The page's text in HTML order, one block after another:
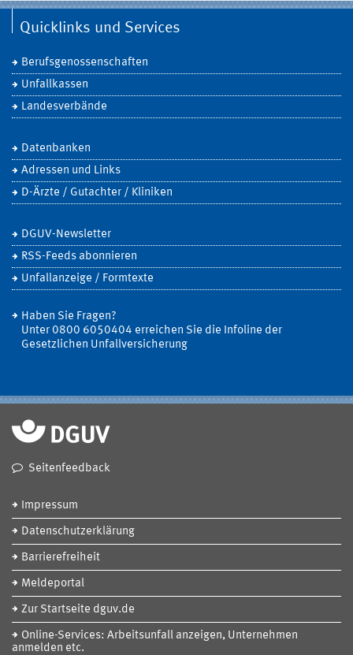
Quicklinks und Services
Berufsgenossenschaften
Unfallkassen
Landesverbände
Datenbanken
Adressen und Links
D-Ärzte / Gutachter / Kliniken
DGUV-Newsletter
RSS-Feeds abonnieren
Unfallanzeige / Formtexte
Haben Sie Fragen?
Unter 0800 6050404 erreichen Sie die Infoline der
Gesetzlichen Unfallversicherung
Seitenfeedback
Impressum
Datenschutzerklärung
Barrierefreiheit
Meldeportal
Zur Startseite dguv.de
Online-Services: Arbeitsunfall anzeigen, Unternehmen
anmelden etc.